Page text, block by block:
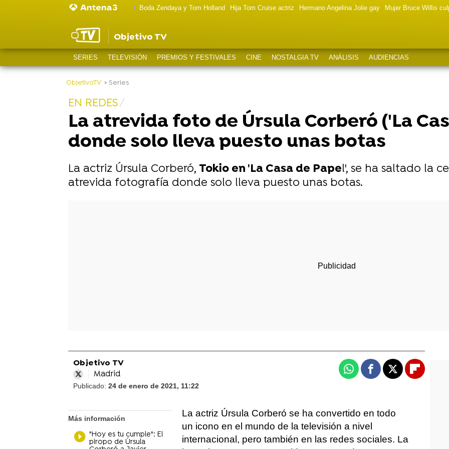
Boda Zendaya y Tom Holland Hija Tom Cruise actriz Hermano Angelina Jolie gay Mujer Bruce Willis
Objetivo TV
SERIES TELEVISIÓN PREMIOS Y FESTIVALES CINE NOSTALGIA TV ANÁLISIS AUDIENCIAS
-
ObjetivoTV » Series
EN REDES
La atrevida foto de Úrsula Corberó ('La
donde solo lleva puesto unas botas
La actriz Úrsula Corberó, Tokio en 'La Casa de Papel', se ha saltado la
atrevida fotografía donde solo lleva puesto unas botas.
Objetivo TV
Madrid
Publicado: 24 de enero de 2021, 11:22
WhatsappFacebook
X
Más información
"Hoy es tu cumple": El
piropo de Úrsula
La actriz Úrsula Corberó se ha convertido en todo
un icono en el mundo de la televisión a nivel
internacional, pero también en las redes sociales. La